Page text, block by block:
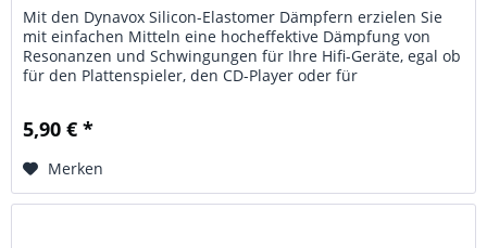
Mit den Dynavox Silicon-Elastomer Dämpfern erzielen Sie
mit einfachen Mitteln eine hocheffektive Dämpfung von
Resonanzen und Schwingungen für Ihre Hifi-Geräte, egal ob
für den Plattenspieler, den CD-Player oder für
5,90 € *
Merken